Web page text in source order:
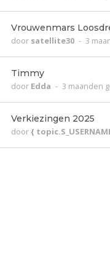
Vrouwenmars
door satellite30 - 3
Timmy
door Edda - 3 maanden
Verkiezingen 2025
door{